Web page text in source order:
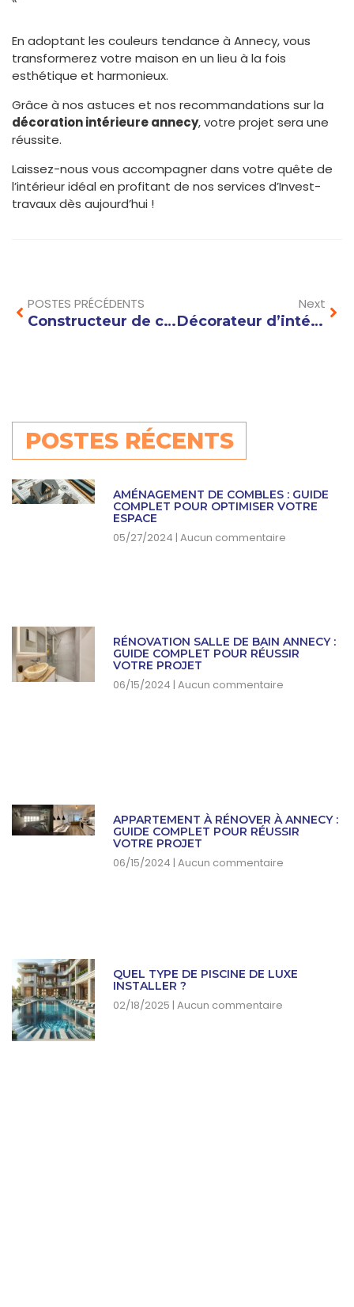
En adoptant les couleurs tendance à Annecy, vous
transformerez votre maison en un lieu à la fois
esthétique et harmonieux.
Grâce à nos astuces et nos recommandations sur la
décoration intérieure annecy, votre projet sera une
réussite.
Laissez-nous vous accompagner dans votre quête de
l’intérieur idéal en profitant de nos services d’Invest-
travaux dès aujourd’hui !
POSTES PRÉCÉDENTS
Constructeur de chalet Haute-Savoie : conseils pour un projet sur mesure adapté à votre budget
Next
Décorateur d’intérieur Annecy : Sublimez votre salon avec des idées élégantes et tendances
POSTES RÉCENTS
AMÉNAGEMENT DE COMBLES : GUIDE
COMPLET POUR OPTIMISER VOTRE
ESPACE
05/27/2024 Aucun commentaire
RÉNOVATION SALLE DE BAIN ANNECY :
GUIDE COMPLET POUR RÉUSSIR
VOTRE PROJET
06/15/2024 Aucun commentaire
APPARTEMENT À RÉNOVER À ANNECY :
GUIDE COMPLET POUR RÉUSSIR
VOTRE PROJET
06/15/2024 Aucun commentaire
QUEL TYPE DE PISCINE DE LUXE
INSTALLER ?
02/18/2025 Aucun commentaire